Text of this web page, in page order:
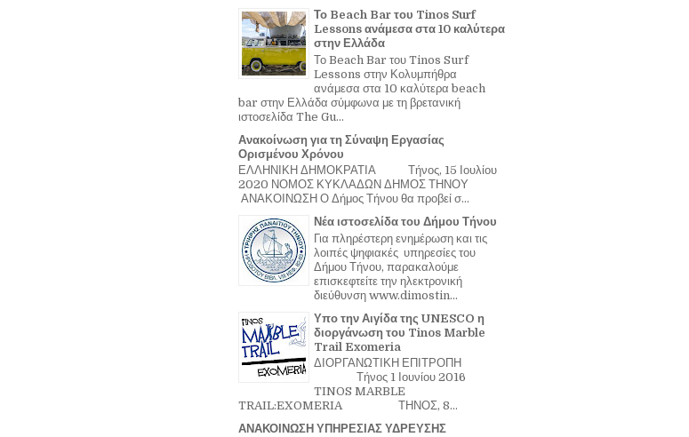
Το Beach Bar του Tinos Surf
Lessons ανάμεσα στα 10 καλύτερα
στην Ελλάδα
Το Beach Bar του Tinos Surf
Lessons στην Κολυμπήθρα
ανάμεσα στα 10 καλύτερα beach
bar στην Ελλάδα σύμφωνα με τη βρετανική
ιστοσελίδα The Gu...
Ανακοίνωση για τη Σύναψη Εργασίας
Ορισμένου Χρόνου
ΕΛΛΗΝΙΚΗ ΔΗΜΟΚΡΑΤΙΑ Τήνος, 15 Ιουλίου
2020 ΝΟΜΟΣ ΚΥΚΛΑΔΩΝ ΔΗΜΟΣ ΤΗΝΟΥ
ΑΝΑΚΟΙΝΩΣΗ Ο Δήμος Τήνου θα προβεί σ...
Νέα ιστοσελίδα του Δήμου Τήνου
Για πληρέστερη ενημέρωση και τις
λοιπές ψηφιακές υπηρεσίες του
Δήμου Τήνου, παρακαλούμε
επισκεφτείτε την ηλεκτρονική
διεύθυνση www.dimostin...
Υπο την Αιγίδα της UNESCO η
διοργάνωση του Tinos Marble
Trail Exomeria
ΔΙΟΡΓΑΝΩΤΙΚΗ ΕΠΙΤΡΟΠΗ
Τήνος 1 Ιουνίου 2016
TINOS MARBLE
TRAIL:EXOMERIA ΤΗΝΟΣ, 8...
ΑΝΑΚΟΙΝΩΣΗ ΥΠΗΡΕΣΙΑΣ ΥΔΡΕΥΣΗΣ